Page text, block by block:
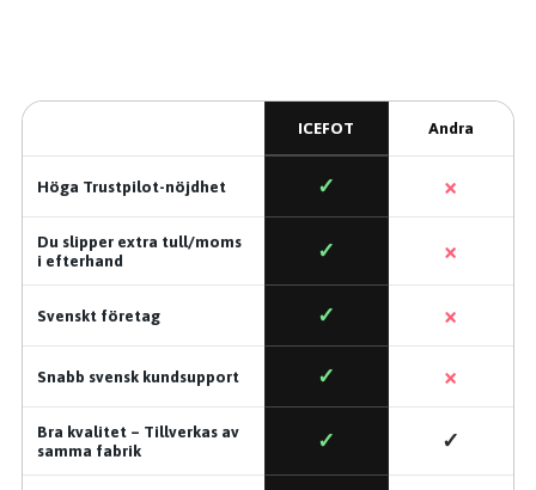
ICEFOT Andra
Höga Trustpilot-nöjdhet ✓ ×
Du slipper extra tull/moms
i efterhand
✓ ×
Svenskt företag ✓ ×
Snabb svensk kundsupport ✓ ×
Bra kvalitet – Tillverkas av
samma fabrik
✓ ✓